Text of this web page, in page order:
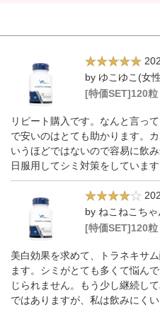
by ゆこゆこ(女
[特価SET]120粒
リピート購入です。なんと言っ
で安いのはとても助かります。
いうほどではないので容易に飲
日服用してシミ対策をしています
by ねこねこち
[特価SET]120粒
美白効果を求めて、トラネキサ
ます。シミがとても多くて悩ん
じられません。もう少し継続し
ではありますが、私は飲みにくい